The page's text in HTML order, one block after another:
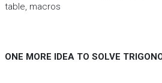
table, macros
ONE MORE IDEA TO SOLVE